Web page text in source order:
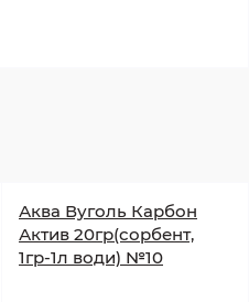
Аква Вуголь Карбон
Актив 20гр(сорбент,
1гр-1л води) №10